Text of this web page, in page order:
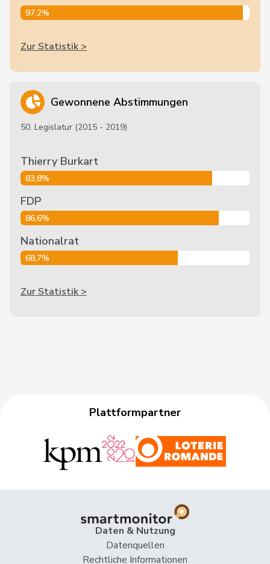
97,2%
Zur Statistik >
Gewonnene Abstimmungen
50. Legislatur (2015 - 2019)
Thierry Burkart
83,8%
FDP
86,6%
Nationalrat
68,7%
Zur Statistik >
Plattformpartner
Daten & Nutzung
Datenquellen
Rechtliche Informationen